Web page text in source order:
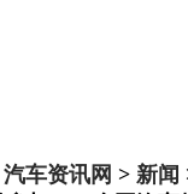
汽车资讯网 > 新闻